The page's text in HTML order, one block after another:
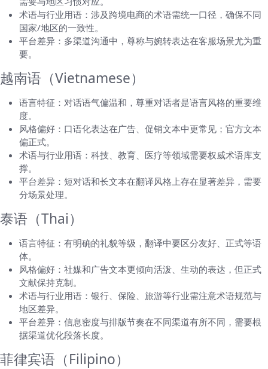
术语与行业用语：涉及跨境电商的术语需统一口径，确保不同
国家/地区的一致性。
平台差异：多渠道沟通中，尊称与婉转表达在客服场景尤为重
要。
越南语（Vietnamese）
语言特征：对话语气偏温和，尊重对话者是语言风格的重要维
度。
风格偏好：口语化表达在广告、促销文本中更常见；官方文本
偏正式。
术语与行业用语：科技、教育、医疗等领域需要权威术语库支
撑。
平台差异：短对话和长文本在翻译风格上存在显著差异，需要
分场景处理。
泰语（Thai）
语言特征：有明确的礼貌等级，翻译中要区分友好、正式等语
体。
风格偏好：社媒和广告文本更倾向活泼、生动的表达，但正式
文献保持克制。
术语与行业用语：银行、保险、旅游等行业需注意术语规范与
地区差异。
平台差异：信息密度与排版节奏在不同渠道有所不同，需要根
据渠道优化段落长度。
菲律宾语（Filipino）